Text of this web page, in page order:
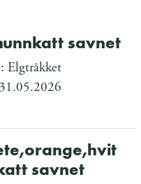
savnet
Elgtråkket
savnet